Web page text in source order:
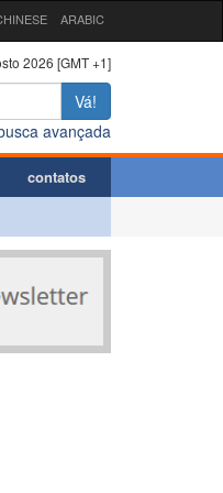
ARABIC
2026 [GMT +1]
Vá!
avançada
contatos